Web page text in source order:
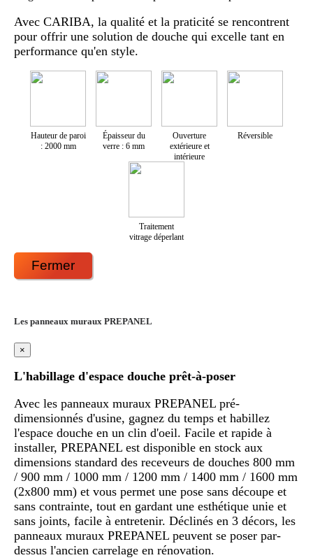
Avec CARIBA, la qualité et la praticité se rencontrent
pour offrir une solution de douche qui excelle tant en
performance qu'en style.
Hauteur de paroi
: 2000 mm
Épaisseur du
verre : 6 mm
Ouverture
extérieure et
intérieure
Réversible
Traitement
vitrage déperlant
Fermer
Les panneaux muraux PREPANEL
×
L'habillage d'espace douche prêt-à-poser
Avec les panneaux muraux PREPANEL pré-
dimensionnés d'usine, gagnez du temps et habillez
l'espace douche en un clin d'oeil. Facile et rapide à
installer, PREPANEL est disponible en stock aux
dimensions standard des receveurs de douches 800 mm
/ 900 mm / 1000 mm / 1200 mm / 1400 mm / 1600 mm
(2x800 mm) et vous permet une pose sans découpe et
sans contrainte, tout en gardant une esthétique unie et
sans joints, facile à entretenir. Déclinés en 3 décors, les
panneaux muraux PREPANEL peuvent se poser par-
dessus l'ancien carrelage en rénovation.